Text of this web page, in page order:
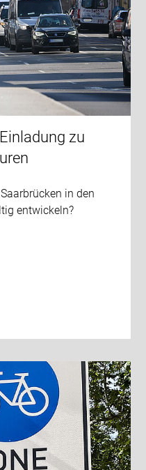
zu
in den
entwickeln?